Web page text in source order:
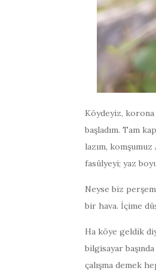
Köydeyiz,
başladım. Tam
lazım,
fasülyeyi; yaz
Neyse biz
bir hava. İçime
Ha köye geldik
bilgisayar başında
çalışma demek